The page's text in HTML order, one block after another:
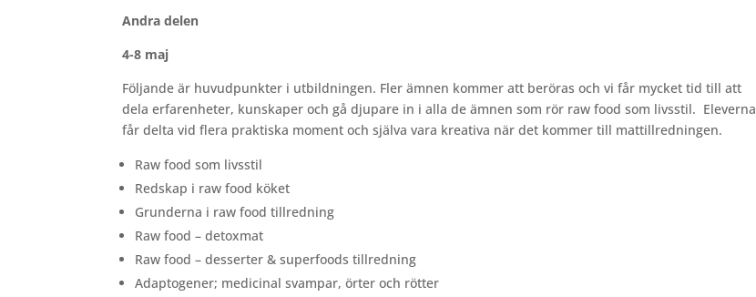
Andra delen
4-8 maj
Följande är huvudpunkter i utbildningen. Fler ämnen kommer att beröras och vi får mycket tid till att
dela erfarenheter, kunskaper och gå djupare in i alla de ämnen som rör raw food som livsstil. Eleverna
får delta vid flera praktiska moment och själva vara kreativa när det kommer till mattillredningen.
Raw food som livsstil
Redskap i raw food köket
Grunderna i raw food tillredning
Raw food – detoxmat
Raw food – desserter & superfoods tillredning
Adaptogener; medicinal svampar, örter och rötter